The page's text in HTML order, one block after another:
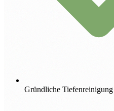
Gründliche Tiefenreinigung